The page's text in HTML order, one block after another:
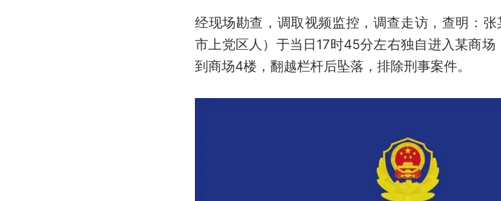
经现场勘查，调取视频监控，调查走访，查明：
市上党区人）于当日17时45分左右独自进入某商
到商场4楼，翻越栏杆后坠落，排除刑事案件。